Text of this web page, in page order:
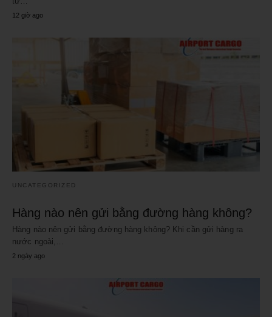
12 giờ ago
UNCATEGORIZED
Hàng nào nên gửi bằng đường hàng không?
Hàng nào nên gửi bằng đường hàng không? Khi cần gửi hàng ra
nước ngoài,…
2 ngày ago